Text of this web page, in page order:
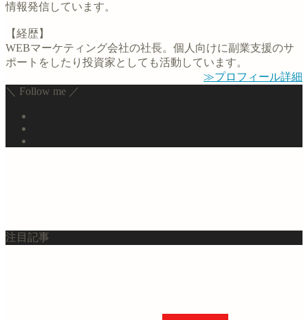
情報発信しています。
【経歴】
WEBマーケティング会社の社長。個人向けに副業支援のサ
ポートをしたり投資家としても活動しています。
≫プロフィール詳細
＼ Follow me ／
注目記事